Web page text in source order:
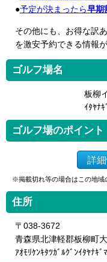
●予定が決まったら早期
その他にも、お得な訳
を激安予約できる情報
ゴルフ場名
板柳
ｲﾀﾔﾅｷ
ゴルフ場のポイント
詳
※掲載切れ等の場合はこの地域
住所
〒038-3672
青森県北津軽郡板柳町
ｱｵﾓﾘｹﾝｷﾀﾂｶﾞﾙｸﾞﾝｲﾀﾔﾅｷﾞ